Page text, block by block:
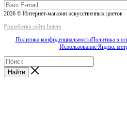
2026 © Интернет-магазин искусственных цветов
Разработка сайта Imtera
Политика конфиденциальностиПолитика в
Использование Яндекс
Найти